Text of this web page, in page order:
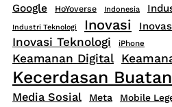
Google HoYoverse Indonesia
Industri Teknologi Inovasi
Inovasi Teknologi iPhone
Keamanan Digital
Kecerdasan Buatan
Media Sosial Meta Mobile